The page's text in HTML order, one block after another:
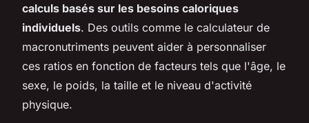
calculs basés sur les besoins caloriques
individuels. Des outils comme le calculateur de
macronutriments peuvent aider à personnaliser
ces ratios en fonction de facteurs tels que l'âge, le
sexe, le poids, la taille et le niveau d'activité
physique.